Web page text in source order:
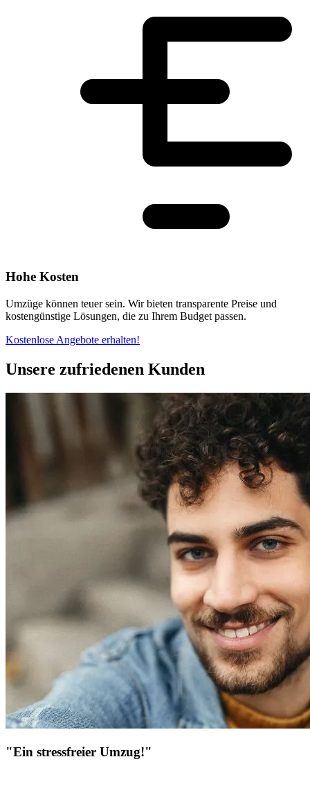
Hohe Kosten
Umzüge können teuer sein. Wir bieten transparente Preise und
kostengünstige Lösungen, die zu Ihrem Budget passen.
Kostenlose Angebote erhalten!
Unsere zufriedenen Kunden
"Ein stressfreier Umzug!"